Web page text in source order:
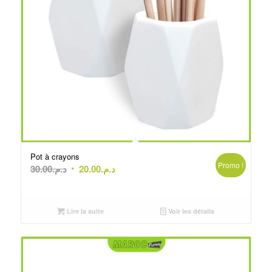
Pot à crayons
د.م.30.00
Le
était :
د.م.20.00
Le
Promo !
Lire la suite Voir les détails